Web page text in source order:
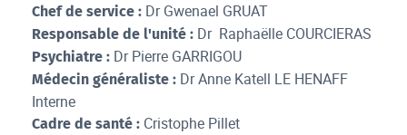
Chef de service : Dr Gwenael GRUAT
Responsable de l'unité : Dr Raphaëlle COURCIERAS
Psychiatre : Dr Pierre GARRIGOU
Médecin généraliste : Dr Anne Katell LE HENAFF
Interne
Cadre de santé : Cristophe Pillet